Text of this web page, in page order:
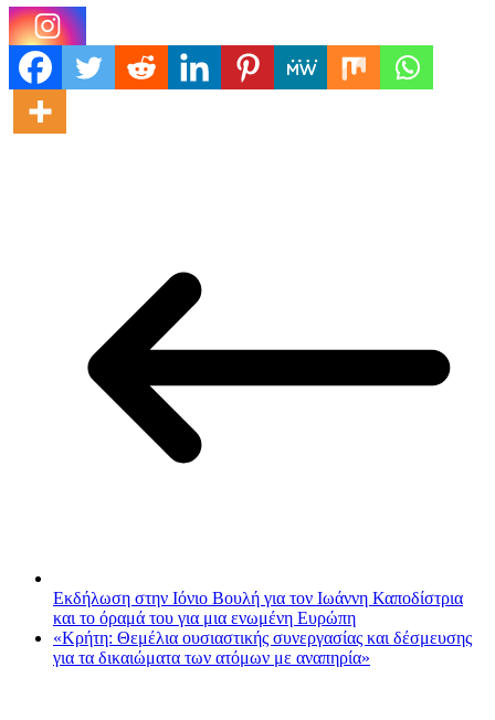
Εκδήλωση στην Ιόνιο Βουλή για τον Ιωάννη Καποδίστρια
και το όραμά του για μια ενωμένη Ευρώπη
«Κρήτη: Θεμέλια ουσιαστικής συνεργασίας και δέσμευσης
για τα δικαιώματα των ατόμων με αναπηρία»